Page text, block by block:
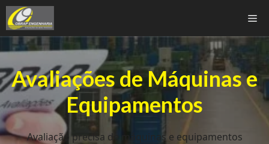
Pular
para
o
conteúdo
Avaliações de Máquinas e
Equipamentos
Avaliação precisa de máquinas e equipamentos